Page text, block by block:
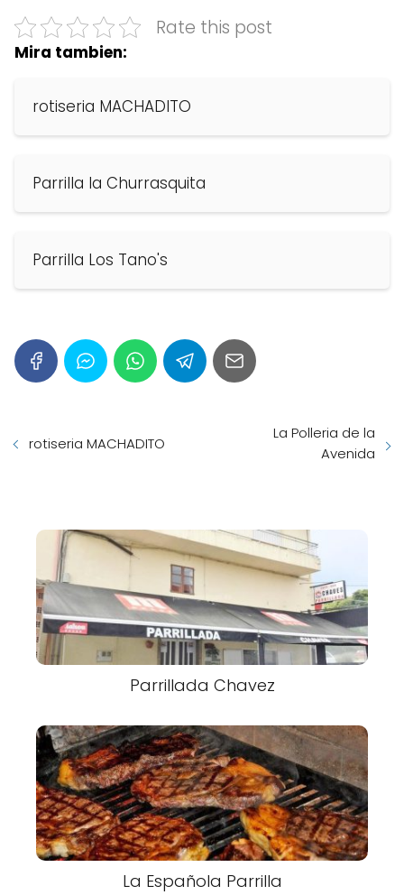
Rate this post
Mira tambien:
rotiseria MACHADITO
Parrilla la Churrasquita
Parrilla Los Tano's
rotiseria MACHADITO
La Polleria de la
Avenida
Parrillada Chavez
La Española Parrilla